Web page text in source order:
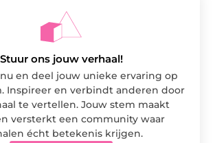
Stuur ons jouw verhaal!
en deel jouw unieke ervaring op
Inspireer en verbindt anderen door
te vertellen. Jouw stem maakt
versterkt een community waar
écht betekenis krijgen.